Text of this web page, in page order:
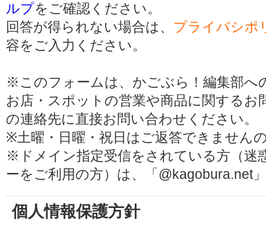
ルプをご確認ください。
回答が得られない場合は、 プライバシポ
容をご入力ください。
※このフォームは、かごぶら！編集部へ
お店・スポットの営業や商品に関する
の連絡先に直接お問い合わせください。
※土曜・日曜・祝日はご返答できません
※ドメイン指定受信をされている方（迷
ーをご利用の方）は、「@kagobura.net
個人情報保護方針